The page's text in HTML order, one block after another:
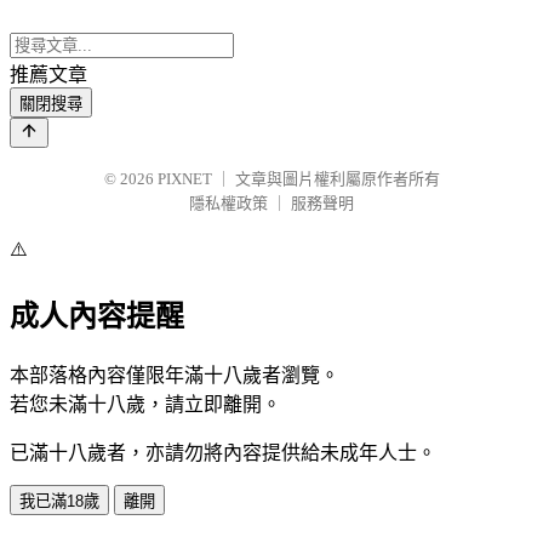
推薦文章
關閉搜尋
© 2026 PIXNET
文章與圖片權利屬原作者所有
隱私權政策
服務聲明
⚠️
成人內容提醒
本部落格內容僅限年滿十八歲者瀏覽。
若您未滿十八歲，請立即離開。
已滿十八歲者，亦請勿將內容提供給未成年人士。
我已滿18歲 離開